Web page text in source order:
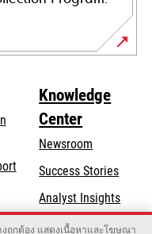
opens
new
Knowledge
Center
Newsroom
Success Stories
Analyst Insights
งถูกต้อง แสดงเนื้อหาและโฆษณา